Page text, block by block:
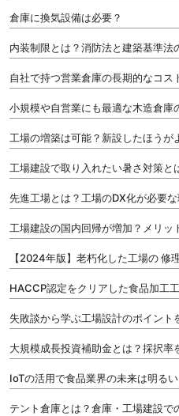
倉庫に換気設備は必要？
内装制限とは？消防法と建築基準法
自社で持つ営業倉庫の長期的なコス
小規模や自営業にも最適な木造倉庫
工場の増築は可能？新設したほうが
工場建設で取り入れたい暑さ対策と
先進工場とは？工場のDX化が必要な
工場建設の国内回帰が増加？メリッ
【2024年版】老朽化した工場の 修
HACCP認定をクリアした食品加工
失敗談から学ぶ工場設計のポイント
大規模成長投資補助金とは？採択率
IoTの活用で食品業界の未来は明る
テント倉庫とは？倉庫・工場建設で